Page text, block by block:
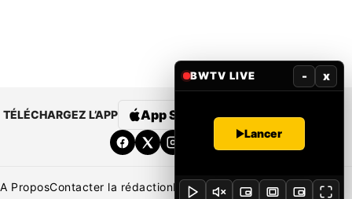
TÉLÉCHARGEZ L’APP App Store Google Play
A ProposContacter la rédactionRédaction Mentions légales
BWTV LIVE - x
Lancer